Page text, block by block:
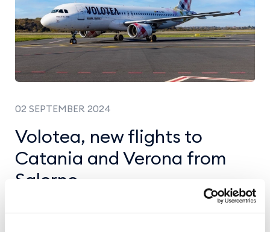
02 SEPTEMBER 2024
Volotea, new flights to
Catania and Verona from
Salerno